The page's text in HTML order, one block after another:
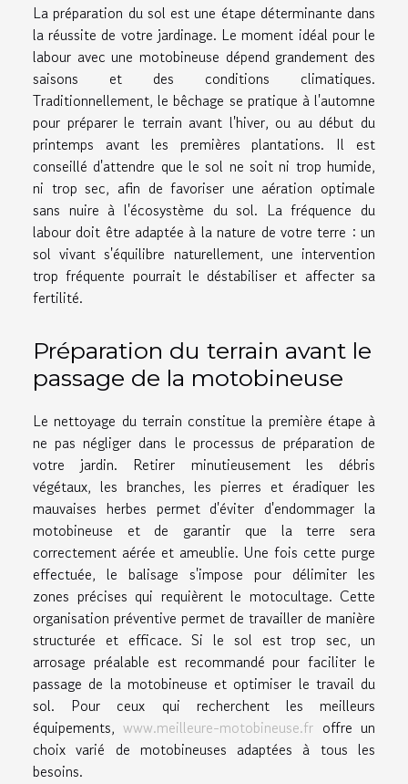
La préparation du sol est une étape déterminante dans
la réussite de votre jardinage. Le moment idéal pour le
labour avec une motobineuse dépend grandement des
saisons et des conditions climatiques.
Traditionnellement, le bêchage se pratique à l'automne
pour préparer le terrain avant l'hiver, ou au début du
printemps avant les premières plantations. Il est
conseillé d'attendre que le sol ne soit ni trop humide,
ni trop sec, afin de favoriser une aération optimale
sans nuire à l'écosystème du sol. La fréquence du
labour doit être adaptée à la nature de votre terre : un
sol vivant s'équilibre naturellement, une intervention
trop fréquente pourrait le déstabiliser et affecter sa
fertilité.
Préparation du terrain avant le
passage de la motobineuse
Le nettoyage du terrain constitue la première étape à
ne pas négliger dans le processus de préparation de
votre jardin. Retirer minutieusement les débris
végétaux, les branches, les pierres et éradiquer les
mauvaises herbes permet d'éviter d'endommager la
motobineuse et de garantir que la terre sera
correctement aérée et ameublie. Une fois cette purge
effectuée, le balisage s'impose pour délimiter les
zones précises qui requièrent le motocultage. Cette
organisation préventive permet de travailler de manière
structurée et efficace. Si le sol est trop sec, un
arrosage préalable est recommandé pour faciliter le
passage de la motobineuse et optimiser le travail du
sol. Pour ceux qui recherchent les meilleurs
équipements,www.meilleure-motobineuse.fr offre un
choix varié de motobineuses adaptées à tous les
besoins.